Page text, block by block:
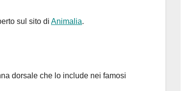
sul sito di Animalia.
dorsale che lo include nei famosi